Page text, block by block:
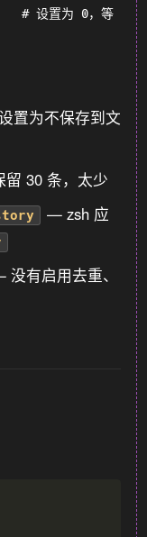
设置为 0，等
置为不保存到文
30 条，太少
— zsh 应
有启用去重、